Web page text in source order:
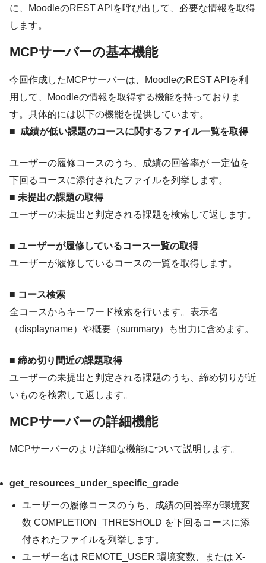
に、MoodleのREST APIを呼び出して、必要な情報を取得
します。
MCPサーバーの基本機能
今回作成したMCPサーバーは、MoodleのREST APIを利
用して、Moodleの情報を取得する機能を持っておりま
す。具体的には以下の機能を提供しています。
■ 成績が低い課題のコースに関するファイル一覧を取得
ユーザーの履修コースのうち、成績の回答率が 一定値を
下回るコースに添付されたファイルを列挙します。
■ 未提出の課題の取得
ユーザーの未提出と判定される課題を検索して返します。
■ ユーザーが履修しているコース一覧の取得
ユーザーが履修しているコースの一覧を取得します。
■ コース検索
全コースからキーワード検索を行います。表示名
（displayname）や概要（summary）も出力に含めます。
■ 締め切り間近の課題取得
ユーザーの未提出と判定される課題のうち、締め切りが近
いものを検索して返します。
MCPサーバーの詳細機能
MCPサーバーのより詳細な機能について説明します。
get_resources_under_specific_grade
ユーザーの履修コースのうち、成績の回答率が環境変
数 COMPLETION_THRESHOLD を下回るコースに添
付されたファイルを列挙します。
ユーザー名は REMOTE_USER 環境変数、または X-